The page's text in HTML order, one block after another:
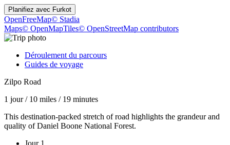
Planifiez avec Furkot
OpenFreeMap© Stadia
Maps© OpenMapTiles© OpenStreetMap contributors
Déroulement du parcours
Guides de voyage
Zilpo Road
1 jour/ 10 miles / 19 minutes
This destination-packed stretch of road highlights the grandeur and
quality of Daniel Boone National Forest.
Jour 1